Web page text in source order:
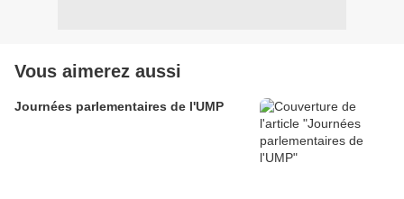
Vous aimerez aussi
Journées parlementaires de l'UMP